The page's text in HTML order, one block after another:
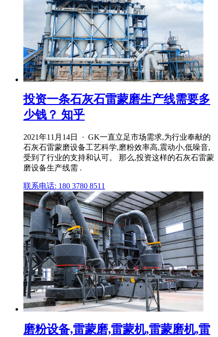
投资一条石灰石雷蒙磨生产线需要多
少钱？ 知乎
2021年11月14日 · GK一直立足市场需求,为行业奉献的
石灰石雷蒙磨设备工艺科学,磨粉效率高,震动小,低噪音,
受到了行业的支持和认可。 那么,投资这样的石灰石雷蒙
磨设备生产线需 .
联系电话: 180 3780 8511
磨粉设备,雷蒙磨,雷蒙机,雷蒙磨机,雷